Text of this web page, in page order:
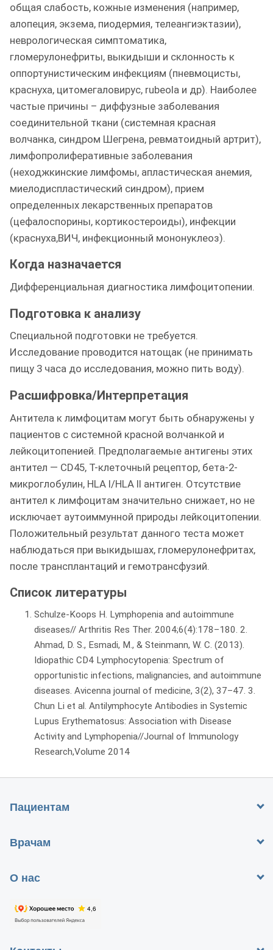
общая слабость, кожные изменения (например,
алопеция, экзема, пиодермия, телеангиэктазии),
неврологическая симптоматика,
гломерулонефриты, выкидыши и склонность к
оппортунистическим инфекциям (пневмоцисты,
краснуха, цитомегаловирус, rubeola и др). Наиболее
частые причины – диффузные заболевания
соединительной ткани (системная красная
волчанка, синдром Шегрена, ревматоидный артрит),
лимфопролиферативные заболевания
(неходжкинские лимфомы, апластическая анемия,
миелодиспластический синдром), прием
определенных лекарственных препаратов
(цефалоспорины, кортикостероиды), инфекции
(краснуха,ВИЧ, инфекционный мононуклеоз).
Когда назначается
Дифференциальная диагностика лимфоцитопении.
Подготовка к анализу
Специальной подготовки не требуется.
Исследование проводится натощак (не принимать
пищу 3 часа до исследования, можно пить воду).
Расшифровка/Интерпретация
Антитела к лимфоцитам могут быть обнаружены у
пациентов с системной красной волчанкой и
лейкоцитопенией. Предполагаемые антигены этих
антител — CD45, Т-клеточный рецептор, бета-2-
микроглобулин, HLA I/HLA II антиген. Отсутствие
антител к лимфоцитам значительно снижает, но не
исключает аутоиммунной природы лейкоцитопении.
Положительный результат данного теста может
наблюдаться при выкидышах, гломерулонефритах,
после трансплантаций и гемотрансфузий.
Список литературы
Schulze-Koops H. Lymphopenia and autoimmune
diseases// Arthritis Res Ther. 2004;6(4):178–180. 2.
Ahmad, D. S., Esmadi, M., & Steinmann, W. C. (2013).
Idiopathic CD4 Lymphocytopenia: Spectrum of
opportunistic infections, malignancies, and autoimmune
diseases. Avicenna journal of medicine, 3(2), 37–47. 3.
Chun Li et al. Antilymphocyte Antibodies in Systemic
Lupus Erythematosus: Association with Disease
Activity and Lymphopenia//Journal of Immunology
Research,Volume 2014
Пациентам
Врачам
О нас